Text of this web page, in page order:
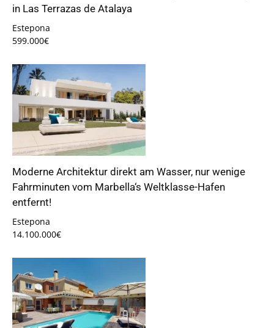
in Las Terrazas de Atalaya
Estepona
599.000€
Moderne Architektur direkt am Wasser, nur wenige
Fahrminuten vom Marbella‘s Weltklasse-Hafen
entfernt!
Estepona
14.100.000€